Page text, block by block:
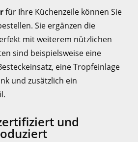
für Ihre Küchenzeile können Sie
Sie ergänzen die
mit weiterem nützlichen
sind beispielsweise eine
eine Tropfeinlage
und zusätzlich ein
und